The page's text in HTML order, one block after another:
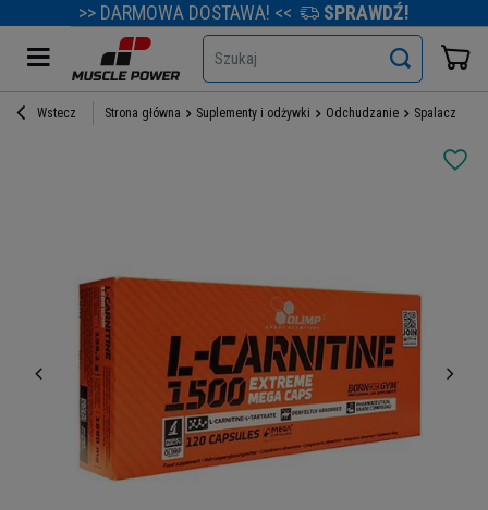
>> DARMOWA DOSTAWA! << SPRAWDŹ!
Szukaj
Wstecz Strona główna Suplementy i odżywki Odchudzanie Spalacze